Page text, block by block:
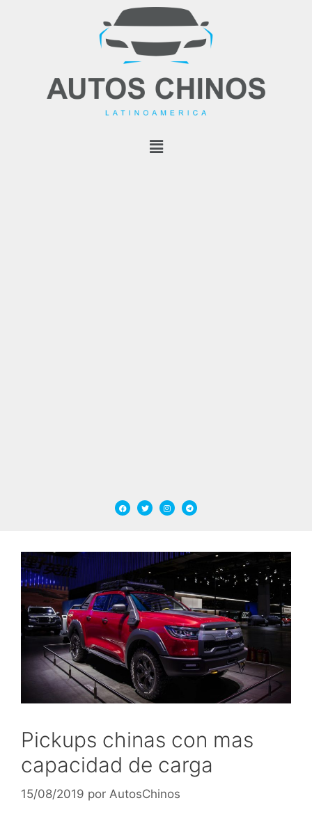
Pickups chinas con mas
capacidad de carga
15/08/2019 por AutosChinos